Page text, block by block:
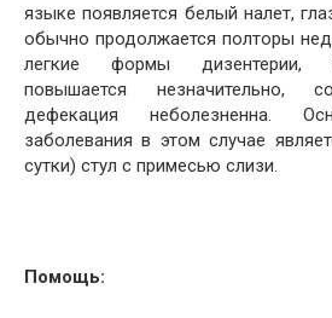
языке появляется белый налет,
обычно продолжается полторы
легкие формы дизентерии,
повышается незначительно,
дефекация неболезненна.
заболевания в этом случае
сутки) стул с примесью слизи.
Помощь: